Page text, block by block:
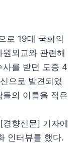
로 19대 국회의
외교와 관련해
사를 받던 도중 4
으로 발견되었
의 이름을 적은
향신문] 기자에
인터뷰를 했다.